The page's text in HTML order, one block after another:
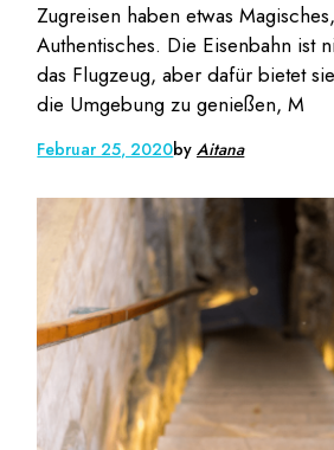
Zugreisen haben etwas
Authentisches. Die Eisenbahn ist
das Flugzeug, aber dafür bietet
die Umgebung zu genießen, M
Februar 25, 2020byAitana